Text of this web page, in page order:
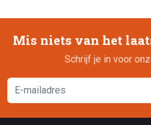
Mis niets van het
Schrijf je in voor